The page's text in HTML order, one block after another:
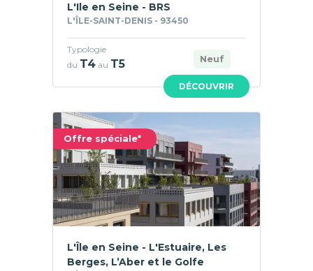
DÉCOUVRIR
L'Ile en Seine - BRS
L'ÎLE-SAINT-DENIS - 93450
Neuf
Typologie
du T4 au T5
Offre spéciale*
L'Île en Seine - L'Estuaire, Les
Berges, L’Aber et le Golfe